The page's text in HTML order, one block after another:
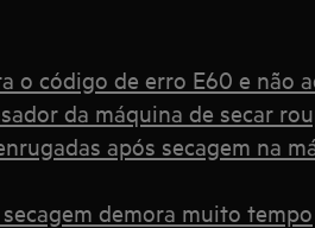
o código de erro E60 e não
da máquina de secar
após secagem na
demora muito tempo